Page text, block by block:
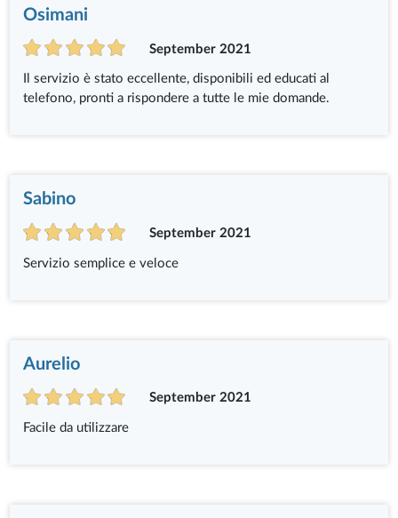
Osimani
September 2021
Il servizio è stato eccellente, disponibili ed educati al
telefono, pronti a rispondere a tutte le mie domande.
Sabino
September 2021
Servizio semplice e veloce
Aurelio
September 2021
Facile da utilizzare